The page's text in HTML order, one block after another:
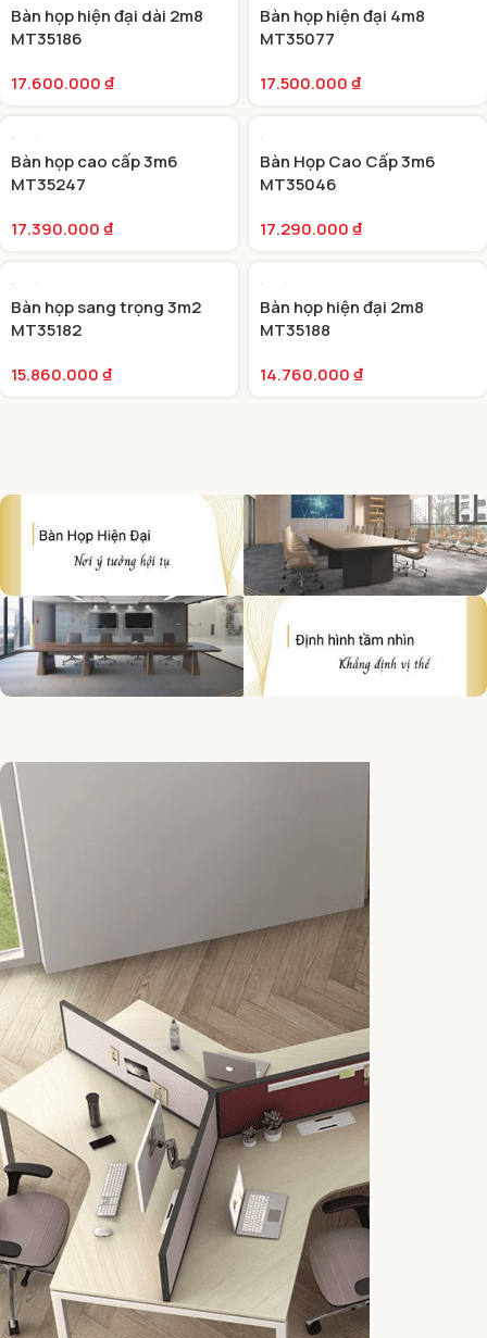
Bàn họp hiện đại dài 2m8
MT35186
17.600.000₫
Bàn họp hiện đại 4m8
MT35077
17.500.000₫
Bàn họp cao cấp 3m6
MT35247
17.390.000₫
Bàn Họp Cao Cấp 3m6
MT35046
17.290.000₫
Bàn họp sang trọng 3m2
MT35182
15.860.000₫
Bàn họp hiện đại 2m8
MT35188
14.760.000₫